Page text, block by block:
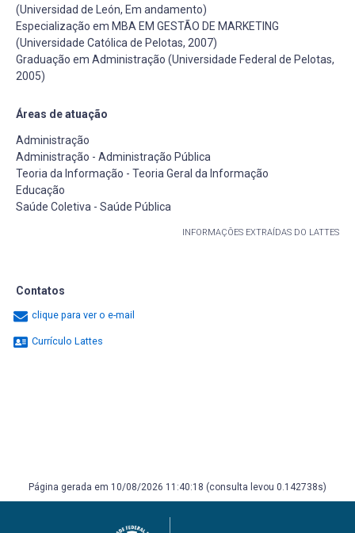
(Universidad de León, Em andamento)
Especialização em MBA EM GESTÃO DE MARKETING
(Universidade Católica de Pelotas, 2007)
Graduação em Administração (Universidade Federal de Pelotas,
2005)
Áreas de atuação
Administração
Administração - Administração Pública
Teoria da Informação - Teoria Geral da Informação
Educação
Saúde Coletiva - Saúde Pública
INFORMAÇÕES EXTRAÍDAS DO LATTES
Contatos
clique para ver o e-mail
Currículo Lattes
Página gerada em 10/08/2026 11:40:18 (consulta levou 0.142738s)